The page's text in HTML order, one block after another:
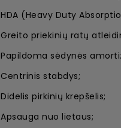
HDA (Heavy Duty
Greito priekinių ratų
Papildoma sėdynės
Centrinis stabdys;
Didelis pirkinių krepšelis;
Apsauga nuo lietaus;